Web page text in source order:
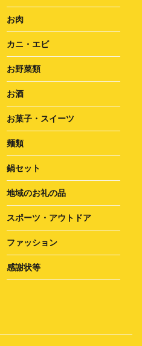
お肉
カニ・エビ
お野菜類
お酒
お菓子・スイーツ
麺類
鍋セット
地域のお礼の品
スポーツ・アウトドア
ファッション
感謝状等